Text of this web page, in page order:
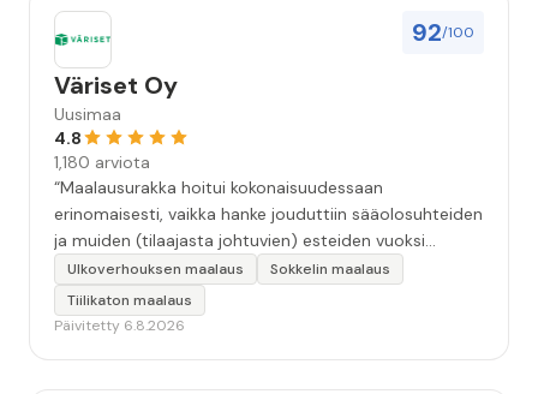
92/100
Väriset Oy
Uusimaa
4.8
1,180 arviota
“Maalausurakka hoitui kokonaisuudessaan
erinomaisesti, vaikka hanke jouduttiin sääolosuhteiden
ja muiden (tilaajasta johtuvien) esteiden vuoksi
keskeyttämään n. 3 viikoksi. Maalaistulos on oikein
hyvä, yhteydenpito erinomaista, jälkityöt tehtiin
huolellisesti. Suosittelen. Erityiskiitos itse maalareille:
Ulkoverhouksen maalaus
Sokkelin maalaus
Tiilikaton maalaus
Päivitetty 6.8.2026